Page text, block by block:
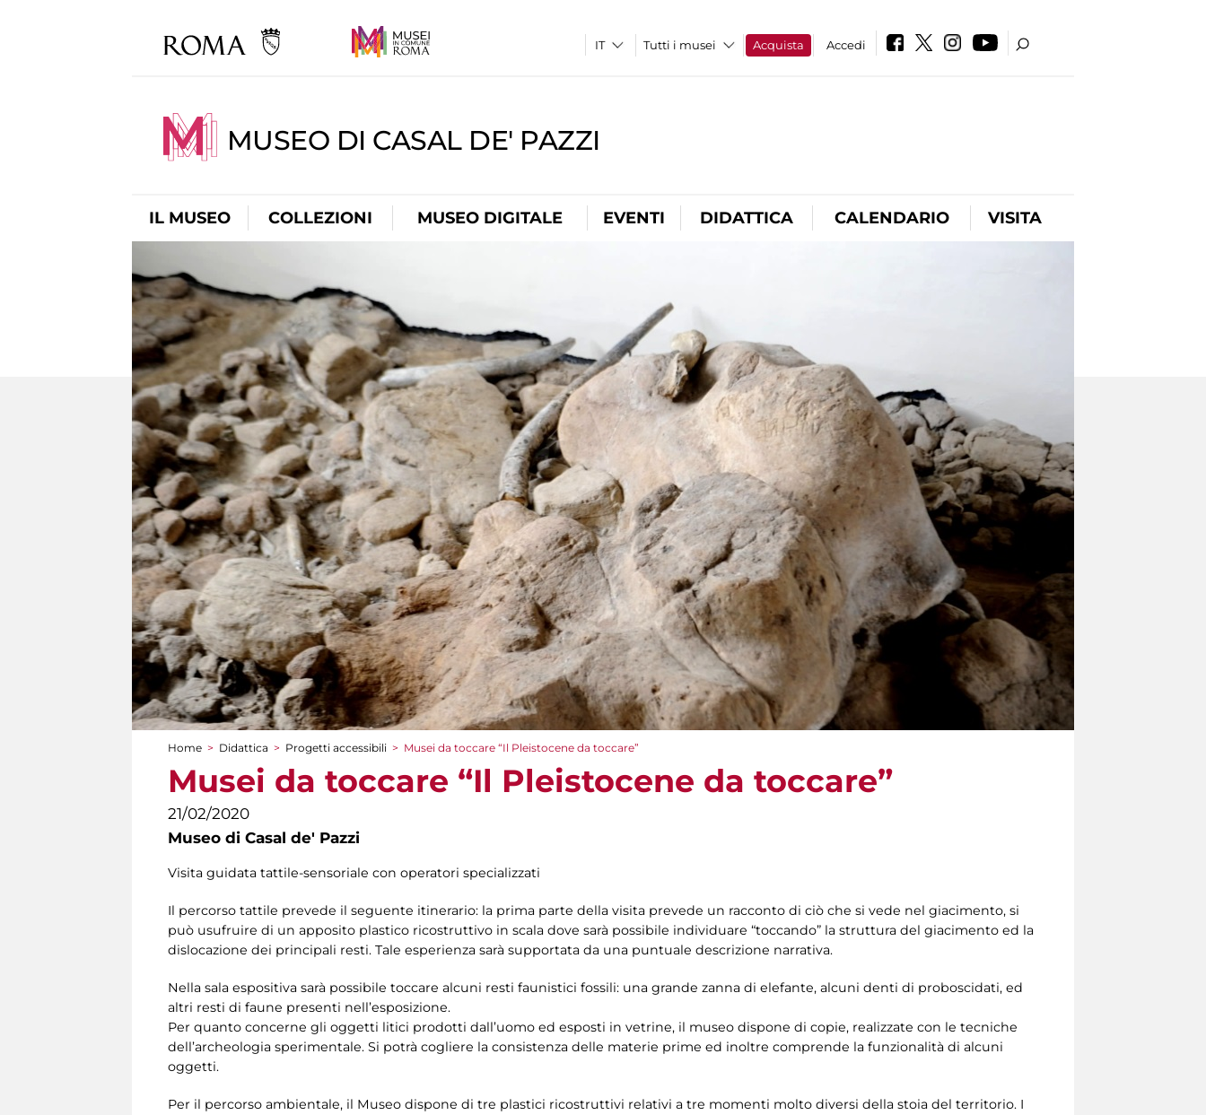
Tutti i musei Acquista Accedi
MUSEO DI CASAL DE' PAZZI
IL MUSEO COLLEZIONI MUSEO DIGITALE EVENTI DIDATTICA CALENDARIO VISITA
Tu sei qui
Home > Didattica > Progetti accessibili > Musei da toccare “Il Pleistocene da toccare”
Musei da toccare “Il Pleistocene da toccare”
21/02/2020
Museo di Casal de' Pazzi
Visita guidata tattile-sensoriale con operatori specializzati
Il percorso tattile prevede il seguente itinerario: la prima parte della visita prevede un racconto di ciò che si vede nel giacimento, si
può usufruire di un apposito plastico ricostruttivo in scala dove sarà possibile individuare “toccando” la struttura del giacimento ed la
dislocazione dei principali resti. Tale esperienza sarà supportata da una puntuale descrizione narrativa.
Nella sala espositiva sarà possibile toccare alcuni resti faunistici fossili: una grande zanna di elefante, alcuni denti di proboscidati, ed
altri resti di faune presenti nell’esposizione.
Per quanto concerne gli oggetti litici prodotti dall’uomo ed esposti in vetrine, il museo dispone di copie, realizzate con le tecniche
dell’archeologia sperimentale. Si potrà cogliere la consistenza delle materie prime ed inoltre comprende la funzionalità di alcuni
oggetti.
Per il percorso ambientale, il Museo dispone di tre plastici ricostruttivi relativi a tre momenti molto diversi della stoia del territorio. I